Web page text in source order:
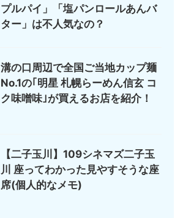
プルパイ」「塩パンロールあんバ
ター」は不人気なの？
溝の口周辺で全国ご当地カップ麺
No.1の｢明星 札幌らーめん信玄 コ
ク味噌味｣が買えるお店を紹介！
【二子玉川】109シネマズ二子玉
川 座ってわかった見やすそうな座
席(個人的なメモ)